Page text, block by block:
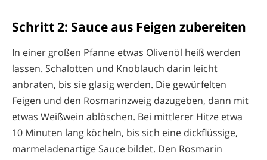
Schritt 2: Sauce aus Feigen zubereiten
In einer großen Pfanne etwas Olivenöl heiß werden
lassen. Schalotten und Knoblauch darin leicht
anbraten, bis sie glasig werden. Die gewürfelten
Feigen und den Rosmarinzweig dazugeben, dann mit
etwas Weißwein ablöschen. Bei mittlerer Hitze etwa
10 Minuten lang köcheln, bis sich eine dickflüssige,
marmeladenartige Sauce bildet. Den Rosmarin